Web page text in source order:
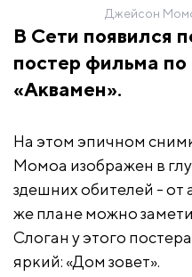
Джейсон
В Сети появился
постер фильма
«Аквамен».
На этом эпичном
Момоа изображен в
здешних обителей - от
же плане можно
Слоган у этого
яркий: «Дом зовет».